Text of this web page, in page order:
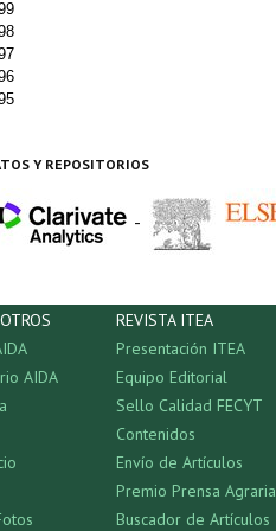
Y REPOSITORIOS
-
AIDA
REVISTA ITEA
Presentación ITEA
Equipo Editorial
Sello Calidad FECYT
Contenidos
Envío de Artículos
Premio Prensa Agraria
Buscador de Artículos